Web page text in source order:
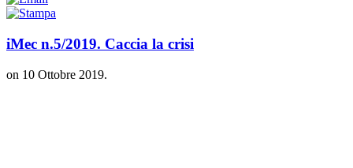
iMec n.5/2019. Caccia la crisi
on 10 Ottobre 2019.